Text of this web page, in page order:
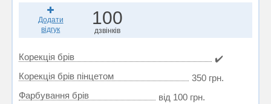
Додати
відгук
100
дзвінків
Корекція брів
✔️
Корекція брів пінцетом
350 грн.
Фарбування брів
від 100 грн.